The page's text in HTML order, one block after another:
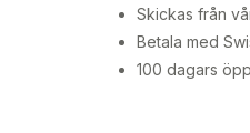
Skickas från
Betala med
100 dagars